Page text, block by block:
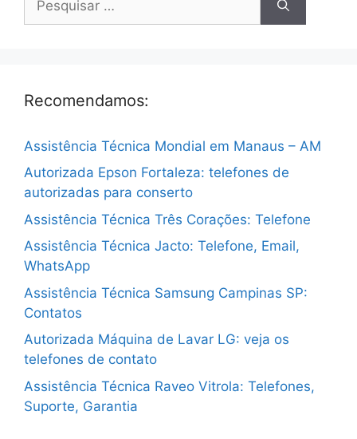
por:
Recomendamos:
Assistência Técnica Mondial em Manaus – AM
Autorizada Epson Fortaleza: telefones de
autorizadas para conserto
Assistência Técnica Três Corações: Telefone
Assistência Técnica Jacto: Telefone, Email,
WhatsApp
Assistência Técnica Samsung Campinas SP:
Contatos
Autorizada Máquina de Lavar LG: veja os
telefones de contato
Assistência Técnica Raveo Vitrola: Telefones,
Suporte, Garantia